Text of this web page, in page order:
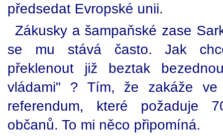
předsedat Evropské unii.
Zákusky a šampaňské zase
se mu stává často. Jak
překlenout již beztak
vládami" ? Tím, že zakáže
referendum, které požaduje
občanů. To mi něco připomíná.